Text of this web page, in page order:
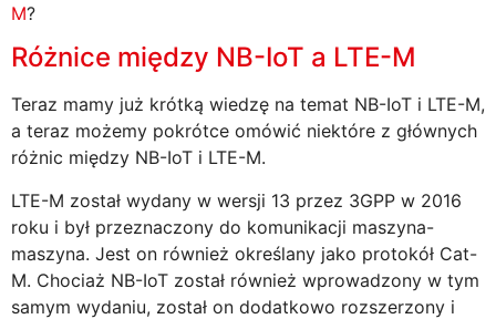
M?
Różnice między NB-IoT a LTE-M
Teraz mamy już krótką wiedzę na temat NB-IoT i LTE-M,
a teraz możemy pokrótce omówić niektóre z głównych
różnic między NB-IoT i LTE-M.
LTE-M został wydany w wersji 13 przez 3GPP w 2016
roku i był przeznaczony do komunikacji maszyna-
maszyna. Jest on również określany jako protokół Cat-
M. Chociaż NB-IoT został również wprowadzony w tym
samym wydaniu, został on dodatkowo rozszerzony i